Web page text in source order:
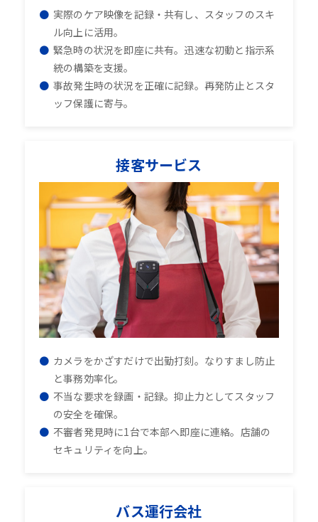
実際のケア映像を記録・共有し、スタッフのスキ
ル向上に活用。
緊急時の状況を即座に共有。迅速な初動と指示系
統の構築を支援。
事故発生時の状況を正確に記録。再発防止とスタ
ッフ保護に寄与。
接客サービス
カメラをかざすだけで出勤打刻。なりすまし防止
と事務効率化。
不当な要求を録画・記録。抑止力としてスタッフ
の安全を確保。
不審者発見時に1台で本部へ即座に連絡。店舗の
セキュリティを向上。
バス運行会社